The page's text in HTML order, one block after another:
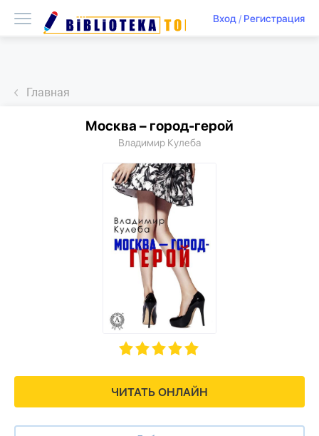
Вход/ Регистрация
Главная
ЧИТАТЬ ОНЛАЙН
Москва – город-герой
Владимир Кулеба